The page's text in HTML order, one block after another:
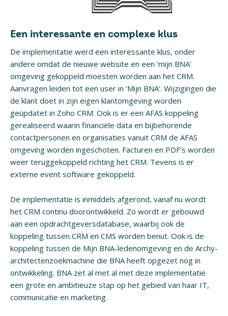
Een interessante en complexe klus
De implementatie werd een interessante klus, onder
andere omdat de nieuwe website en een ‘mijn BNA’
omgeving gekoppeld moesten worden aan het CRM.
Aanvragen leiden tot een user in ‘Mijn BNA’. Wijzigingen die
de klant doet in zijn eigen klantomgeving worden
geüpdatet in Zoho CRM. Ook is er een AFAS koppeling
gerealiseerd waarin financiële data en bijbehorende
contactpersonen en organisaties vanuit CRM de AFAS
omgeving worden ingeschoten. Facturen en PDF’s worden
weer teruggekoppeld richting het CRM. Tevens is er
externe event software gekoppeld.
De implementatie is inmiddels afgerond, vanaf nu wordt
het CRM continu doorontwikkeld. Zo wordt er gebouwd
aan een opdrachtgeversdatabase, waarbij ook de
koppeling tussen CRM en CMS worden benut. Ook is de
koppeling tussen de Mijn BNA-ledenomgeving en de Archy-
architectenzoekmachine die BNA heeft opgezet nog in
ontwikkeling. BNA zet al met al met deze implementatie
een grote en ambitieuze stap op het gebied van haar IT,
communicatie en marketing.